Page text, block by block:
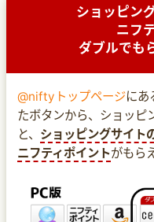
ショッピン
ニフ
ダブルでも
@niftyトップページにあ
たボタンから、ショッピ
と、 ショッピングサイト
ニフティポイントがもら